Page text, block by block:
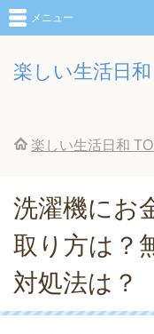
楽しい生活日和
メニュー
楽しい生活日和
洗濯機にお
取り方は？
対処法は？